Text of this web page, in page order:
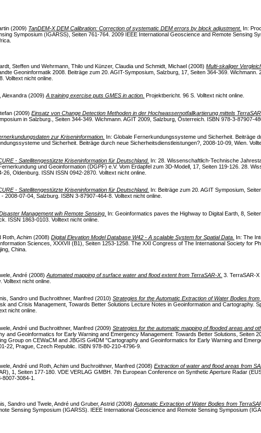
(2009) TanDEM-X DEM Calibration: Correction of systematic DEM errors by block adjustment. In:
Symposium (IGARSS), Seiten 761-764. 2009 IEEE International Geoscience and Remote Sensing
Steffen undWehrmann, Thilo undKünzer, Claudia undSchmidt, Michael (2008)Multi-skaliger
Geoninformatik 2008. Beiträge zum 20. AGIT-Symposium, Salzburg, 17, Seiten 364-369. Wichmann.
Volltext nicht online.
Alexandra (2009)A training exercise puts GMES in action. Projektbericht. 96 S. Volltext nicht online.
(2009)Einsatz von Change Detection Methoden in der Hochwassernotfallkartierung mittels
in Salzburg., Seiten 344-349. Wichmann. AGIT 2009, Salzburg, Österreich. ISBN 978-3-87907-
zur Kriseninformation. In: Globale Fernerkundungssysteme und Sicherheit. Beiträge
und Sicherheit. Beiträge durch neue Sicherheitsdienstleistungen?, 2008-10-09, Wien.
- Satellitengestützte Kriseninformation für Deutschland. In: 28. Wissenschaftlich-Technische
und Geoinformation (DGPF) e.V. Vom Erdapfel zum 3D-Modell, 17, Seiten 119-126. 28.
Oldenburg. ISSN ISSN 0942-2870. Volltext nicht online.
- Satellitengestützte Kriseninformation für Deutschland.
In: Beiträge zum 20. AGIT Symposium,
2008-07-04, Salzburg. ISBN 3-87907-464-8. Volltext nicht online.
Management wih Remote Sensing. In: Geoinformatics paves the Highway to Digital Earth, 8,
ISSN 1863-0103. Volltext nicht online.
Roth, Achim (2008)Digital Elevation Model Database W42 - A scalable System for Spatial Data. In: The
Sciences, XXXVII (B1), Seiten 1253-1258. The XXI Congress of The International Society for
China.
André (2008)Automated mapping of surface water and flood extent from TerraSAR-X. 3. TerraSAR-X
nicht online.
Sandro und Buchroithner, Manfred (2010)Strategies for the Automatic Extraction of Water Bodies from
and Crisis Management, Towards Better Solutions Lecture Notes in Geoinformation and Cartography.
nicht online.
André undBuchroithner, Manfred (2009)Strategies for the automatic mapping of flooded areas and
and Geoinformatics for Early Warning and Emergency Management: Towards Better Solutions, Seiten
Group on CEWaCM and JBGIS Gi4DM "Cartography and Geoinformatics for Early Warning and
22, Prague, Czech Republic. ISBN 978-80-210-4796-9.
André undRoth, Achim undBuchroithner, Manfred (2008)Extraction of water and flood areas from
1, Seiten 177-180. VDE VERLAG GMBH. 7th European Conference on Synthetic Aperture Radar
3084-1.
Sandro undTwele, André undGruber, Astrid (2008)Automatic Extraction of Water Bodies from
Sensing Symposium (IGARSS). IEEE International Geoscience and Remote Sensing Symposium